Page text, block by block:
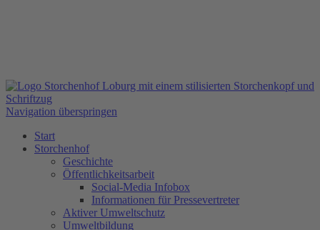
Navigation überspringen
Start
Storchenhof
Geschichte
Öffentlichkeitsarbeit
Social-Media Infobox
Informationen für Pressevertreter
Aktiver Umweltschutz
Umweltbildung